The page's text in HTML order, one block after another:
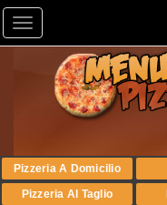
Toggle navigation
Pizzeria A Domicilio
Pizzeria Al Taglio